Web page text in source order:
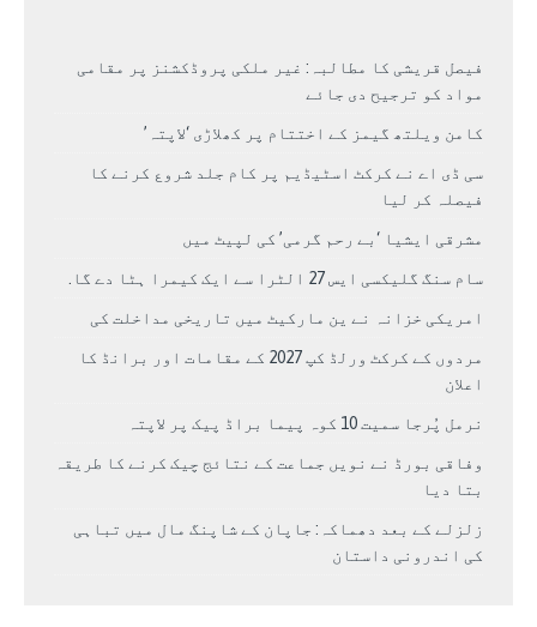
فیصل قریشی کا مطالبہ: غیر ملکی پروڈکشنز پر مقامی
مواد کو ترجیح دی جائے
کامن ویلتھ گیمز کے اختتام پر کھلاڑی ‘لاپتہ’
سی ڈی اے نے کرکٹ اسٹیڈیم پر کام جلد شروع کرنے کا
فیصلہ کر لیا
مشرقی ایشیا ‘بے رحم گرمی’ کی لپیٹ میں
سام سنگ گلیکسی ایس 27 الٹرا سے ایک کیمرا ہٹا دے گا.
امریکی خزانہ نے ین مارکیٹ میں تاریخی مداخلت کی
مردوں کے کرکٹ ورلڈ کپ 2027 کے مقامات اور برانڈ کا
اعلان
نرمل پُرجا سمیت 10 کوہ پیما براڈ پیک پر لاپتہ
وفاقی بورڈ نے نویں جماعت کے نتائج چیک کرنے کا طریقہ
بتا دیا
زلزلے کے بعد دھماکہ: جاپان کے شاپنگ مال میں تباہی
کی اندرونی داستان